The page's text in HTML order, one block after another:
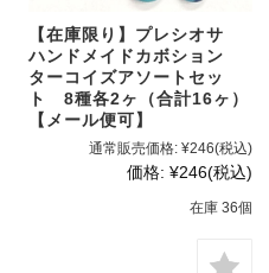
【在庫限り】プレシオサ
ハンドメイドカボション
ターコイズアソートセッ
ト 8種各2ヶ（合計16ヶ）
【メール便可】
通常販売価格: ¥246(税込)
価格: ¥246(税込)
在庫 36個